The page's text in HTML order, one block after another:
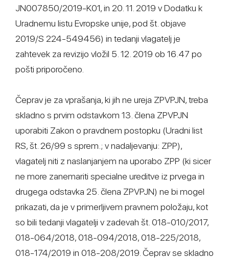
JN007850/2019-K01, in 20. 11. 2019 v Dodatku k
Uradnemu listu Evropske unije, pod št. objave
2019/S 224-549456) in tedanji vlagatelj je
zahtevek za revizijo vložil 5. 12. 2019 ob 16.47 po
pošti priporočeno.
Čeprav je za vprašanja, ki jih ne ureja ZPVPJN, treba
skladno s prvim odstavkom 13. člena ZPVPJN
uporabiti Zakon o pravdnem postopku (Uradni list
RS, št. 26/99 s sprem.; v nadaljevanju: ZPP),
vlagatelj niti z naslanjanjem na uporabo ZPP (ki sicer
ne more zanemariti specialne ureditve iz prvega in
drugega odstavka 25. člena ZPVPJN) ne bi mogel
prikazati, da je v primerljivem pravnem položaju, kot
so bili tedanji vlagatelji v zadevah št. 018-010/2017,
018-064/2018, 018-094/2018, 018-225/2018,
018-174/2019 in 018-208/2019. Čeprav se skladno